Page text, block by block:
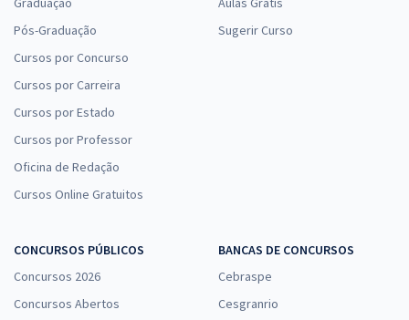
Pós-Graduação
Cursos por Concurso
Cursos por Carreira
Cursos por Estado
Cursos por Professor
Oficina de Redação
Cursos Online Gratuitos
Sugerir Curso
CONCURSOS PÚBLICOS
Concursos 2026
Concursos Abertos
BANCAS DE CONCURSOS
Cebraspe
Cesgranrio